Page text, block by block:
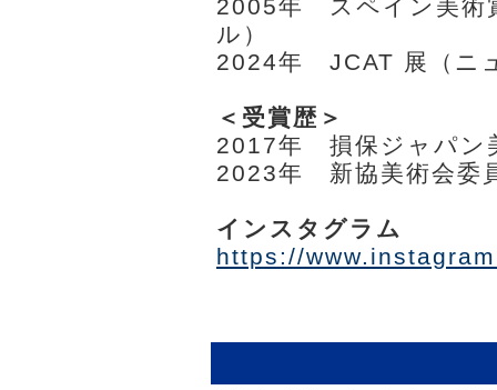
2005年 スペイン美術
ル）
2024年 JCAT 展（ニ
＜受賞歴＞
2017年 損保ジャパン
2023年 新協美術会委
インスタグラム
https://